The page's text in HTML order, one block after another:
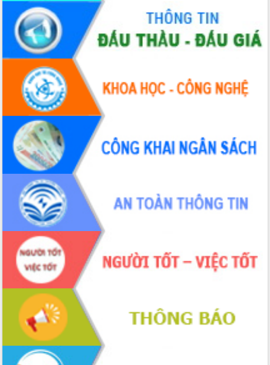
Ngành cá ngừ Đắk Lắk chủ động thích
ứng để giữ vững thị trường xuất khẩu
Diễn đàn Kinh tế tư nhân Việt Nam đột
phá cơ chế - Hợp tác công tư
Đề án 06 tạo bước ngoặt đột phá trong
cải cách hành chính tỉnh Đắk Lắk
Kết nối tour, đẩy mạnh chuyển đổi số
để phát triển du lịch Đắk Lắk
Khởi động Dự án Đầu tư xây dựng hạ
tầng kỹ thuật Cụm công nghiệp Tân
Tiến
Gặp mặt các cơ quan báo chí nhân Kỷ
niệm 101 năm Ngày Báo chí Cách
mạng Việt Nam
Đắk Lắk sơ kết 4 năm triển khai thực
hiện Đề án 06 của Chính phủ
Họp báo thông tin về Hội nghị Công bố
Quy hoạch và Xúc tiến đầu tư tỉnh Đắk
Lắk
Khơi thông điểm nghẽn, đẩy nhanh
giải ngân vốn khắc phục thiên tai
HĐND tỉnh thông qua điều chỉnh Quy
hoạch tỉnh thời kỳ 2021-2030
Hội thảo góp ý hồ sơ điều chỉnh quy
hoạch tỉnh Đắk Lắk thời kỳ 2021-2030,
tầm nhìn đến năm 2050
Nâng cao hiệu quả hoạt động của các